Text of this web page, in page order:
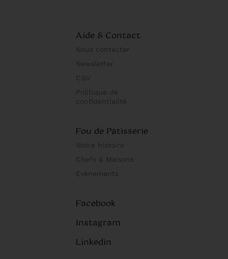
Aide & Contact
Nous contacter
Newsletter
CGV
Politique de
confidentialité
Fou de Pâtisserie
Notre histoire
Chefs & Maisons
Évènements
Facebook
Instagram
Linkedin